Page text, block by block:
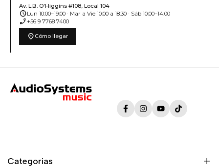
Av. L.B. O'Higgins #108, Local 104
scheduleLun 10:00–19:00 · Mar a Vie 10:00 a 18:30 · Sáb 10:00–14:00
phone_enabled +56 9 7768 7400
location_on Cómo llegar
FacebookInstagramYouTubeTikTok
Categorias